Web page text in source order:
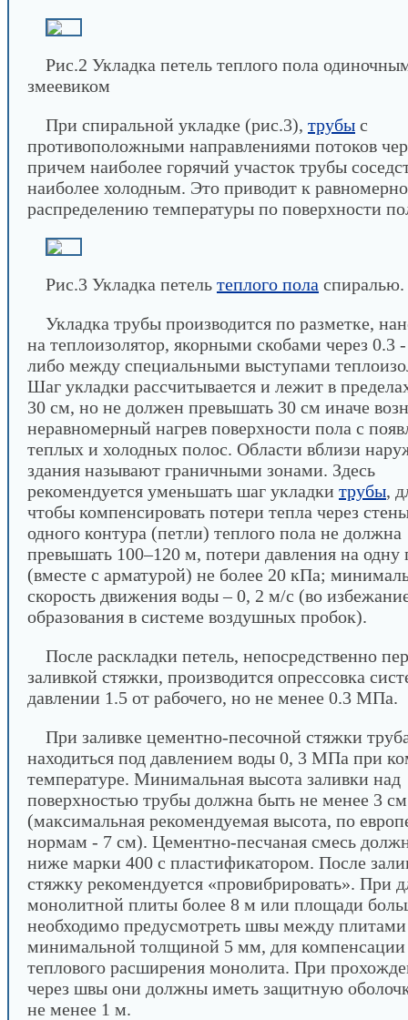
Рис.2 Укладка петель теплого пола
змеевиком
При спиральной укладке (рис.3), трубы с
противоположными направлениями потоков
причем наиболее горячий участок трубы
наиболее холодным. Это приводит к
распределению температуры по поверхности
Рис.3 Укладка петель теплого пола спиралью.
Укладка трубы производится по разметке,
на теплоизолятор, якорными скобами через 0.3
либо между специальными выступами
Шаг укладки рассчитывается и лежит в
30 см, но не должен превышать 30 см иначе
неравномерный нагрев поверхности пола с
теплых и холодных полос. Области вблизи
здания называют граничными зонами. Здесь
рекомендуется уменьшать шаг укладки трубы,
чтобы компенсировать потери тепла через
одного контура (петли) теплого пола не должна
превышать 100–120 м, потери давления на одну
(вместе с арматурой) не более 20 кПа;
скорость движения воды – 0, 2 м/с (во
образования в системе воздушных пробок).
После раскладки петель, непосредственно
заливкой стяжки, производится опрессовка
давлении 1.5 от рабочего, но не менее 0.3 МПа.
При заливке цементно-песочной стяжки
находиться под давлением воды 0, 3 МПа при
температуре. Минимальная высота заливки над
поверхностью трубы должна быть не менее 3 см
(максимальная рекомендуемая высота, по
нормам - 7 см). Цементно-песчаная смесь
ниже марки 400 с пластификатором. После
стяжку рекомендуется «провибрировать». При
монолитной плиты более 8 м или площади
необходимо предусмотреть швы между плитами
минимальной толщиной 5 мм, для компенсации
теплового расширения монолита. При
через швы они должны иметь защитную
не менее 1 м.